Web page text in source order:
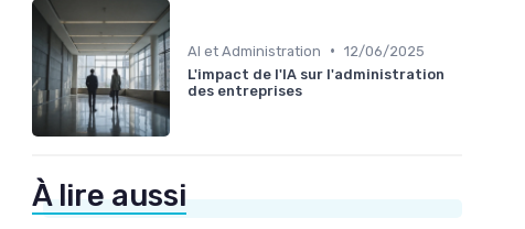
AI et Administration • 12/06/2025
L'impact de l'IA sur l'administration
des entreprises
À lire aussi